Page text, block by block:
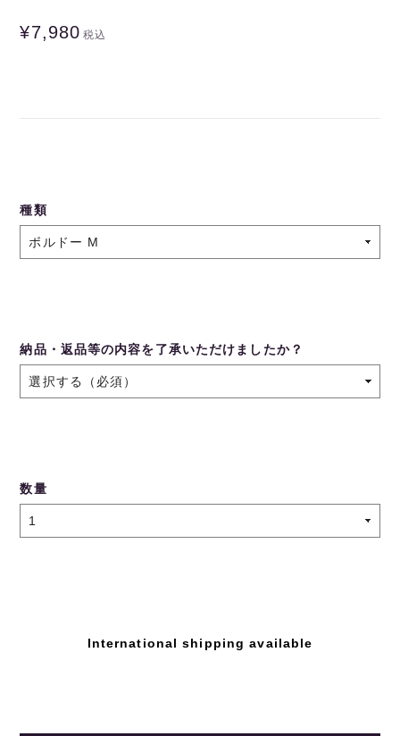
¥7,980 税込
種類
納品・返品等の内容を了承いただけましたか？
数量
International shipping available